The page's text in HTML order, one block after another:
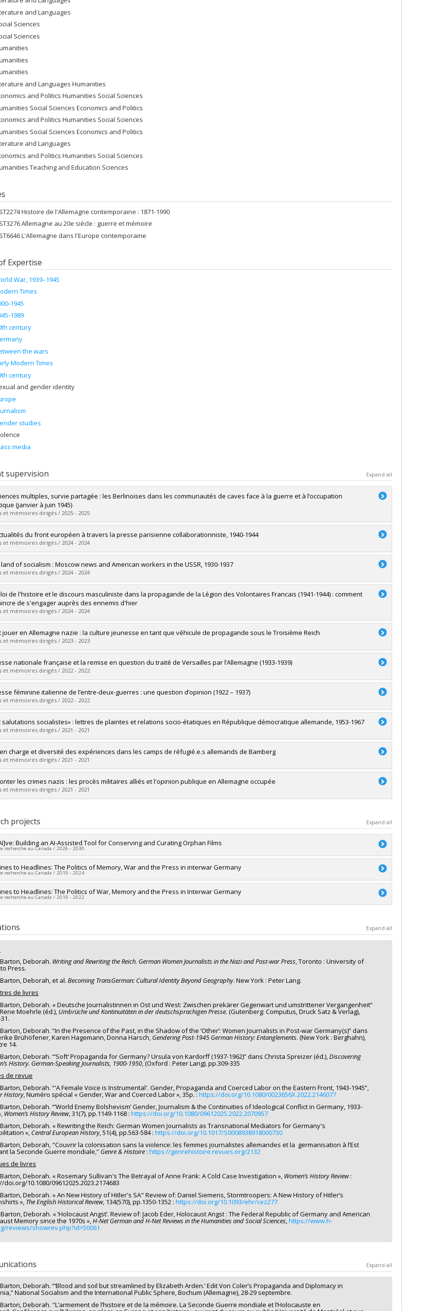
and Languages
Sciences
Sciences
and Languages Humanities
and Politics Humanities Social Sciences
Social Sciences Economics and Politics
and Politics Humanities Social Sciences
Social Sciences Economics and Politics
and Languages
and Politics Humanities Social Sciences
Teaching and Education Sciences
Histoire de l'Allemagne contemporaine : 1871-1990
Allemagne au 20e siècle : guerre et mémoire
L'Allemagne dans l'Europe contemporaine
Expertise
War, 1939–1945
Times
1945
1989
century
the wars
Modern Times
century
and gender identity
studies
media
supervision Expand all
multiples, survie partagée : les Berlinoises dans les communautés de caves face à la guerre et à l’occupation
(janvier à juin 1945)
et mémoires dirigés / 2025 - 2025
:Desaulniers, Ariane
Master's
:M.A.
le document dans Papyrus
du front européen à travers la presse parisienne collaborationniste, 1940-1944
et mémoires dirigés / 2024 - 2024
:Pelletier, Jean-Philippe
Master's
:M.A.
le document dans Papyrus
of socialism : Moscow news and American workers in the USSR, 1930-1937
et mémoires dirigés / 2024 - 2024
: Kassimatis, Dimitri
Master's
:M.A.
le document dans Papyrus
de l'histoire et le discours masculiniste dans la propagande de la Légion des Volontaires Francais (1941-1944) : comment
de s'engager auprès des ennemis d'hier
et mémoires dirigés / 2024 - 2024
:Arsenault, Jérome
Master's
:M.A.
le document dans Papyrus
jouer en Allemagne nazie : la culture jeunesse en tant que véhicule de propagande sous le Troisième Reich
et mémoires dirigés / 2023 - 2023
:Thibault, Laura-Marie
Master's
:M.A.
le document dans Papyrus
nationale française et la remise en question du traité de Versailles par l’Allemagne (1933-1939)
et mémoires dirigés / 2022 - 2022
:Boulanger, Xavier
Master's
:M.A.
le document dans Papyrus
féminine italienne de l’entre-deux-guerres : une question d’opinion (1922 – 1937)
et mémoires dirigés / 2022 - 2022
:Gagné-Lebel, Andréanne
Master's
:M.A.
le document dans Papyrus
salutations socialistes» : lettres de plaintes et relations socio-étatiques en République démocratique allemande, 1953-1967
et mémoires dirigés / 2021 - 2021
:Auclair, Nadine
Master's
:M.A.
le document dans Papyrus
charge et diversité des expériences dans les camps de réfugié.e.s allemands de Bamberg
et mémoires dirigés / 2021 - 2021
:L'Abbé, Florence
Master's
:M.A.
les crimes nazis : les procès militaires alliés et l'opinion publique en Allemagne occupée
et mémoires dirigés / 2021 - 2021
Master's
:M.A.
le document dans Papyrus
projects Expand all
Building an AI-Assisted Tool for Conserving and Curating Orphan Films
recherche au Canada / 2026 - 2030
: Laurence McFalls
: André Habib,Deborah Barton
sources:CRSH/Conseil de recherches en sciences humaines du Canada
PVXXXXXX-Subvention Savoir
to Headlines: The Politics of Memory, War and the Press in interwar Germany
recherche au Canada / 2019 - 2024
: Deborah Barton
sources: CRSH/Conseil de recherches en sciences humaines du Canada
to Headlines: The Politics of War, Memory and the Press in Interwar Germany
recherche au Canada / 2019 - 2022
sources:
PVX20020-Subvention institutionnelle du CRSH - Subventions d'exploration
Expand all
Deborah. Writing and Rewriting the Reich. German Women Journalists in the Nazi and Post-war Press, Toronto : University of
Press.
Deborah, et al. Becoming TransGerman: Cultural Identity Beyond Geography. New York : Peter Lang.
de livres
Deborah. « Deutsche Journalistinnen in Ost und West: Zwischen prekärer Gegenwart und umstrittener Vergangenheit“
Moehrle (éd.), Umbrüche und Kontinuitäten in der deutschsprachigen Presse. (Gutenberg: Computus, Druck Satz & Verlag),
Deborah. “In the Presence of the Past, in the Shadow of the ‘Other’: Women Journalists in Post-war Germany(s)” dans
Brühöfener, Karen Hagemann, Donna Harsch, Gendering Post-1945 German History: Entanglements. (New York : Berghahn),
14.
Deborah. “‘Soft’ Propaganda for Germany? Ursula von Kardorff (1937-1962)” dans Christa Spreizer (éd.),Discovering
History. German-Speaking Journalists, 1900-1950, (Oxford : Peter Lang), pp.309-335
de revue
Deborah. “'A Female Voice is Instrumental'. Gender, Propaganda and Coerced Labor on the Eastern Front, 1943-1945”,
History, Numéro spécial « Gender, War and Coerced Labor », 35p. :https://doi.org/10.1080/0023656X.2022.2146077
Deborah. “’World Enemy Bolshevism’ Gender, Journalism & the Continuities of Ideological Conflict in Germany, 1933-
Women’s History Review, 31(7), pp.1149-1168 : https://doi.org/10.1080/09612025.2022.2070957
Deborah. « Rewriting the Reich: German Women Journalists as Transnational Mediators for Germany's
», Central European History, 51(4), pp.563-584 : https://doi.org/10.1017/S0008938918000730
Deborah, "Couvrir la colonisation sans la violence: les femmes journalistes allemandes et la germanisation à l’Est
la Seconde Guerre mondiale,” Genre & Histoire : https://genrehistoire.revues.org/2132
de livres
Deborah. « Rosemary Sullivan's The Betrayal of Anne Frank: A Cold Case Investigation », Women’s History Review:
doi.org/10.1080/09612025.2023.2174683
Deborah. « An New History of Hitler's SA" Review of: Daniel Siemens, Stormtroopers: A New History of Hitler’s
», The English Historical Review, 134(570), pp.1350-1352 : https://doi.org/10.1093/ehr/cez277
Barton, Deborah. « ‘Holocaust Angst’. Review of: Jacob Eder, Holocaust Angst : The Federal Republic of Germany and American
Memory since the 1970s »,H-Net German and H-Net Reviews in the Humanities and Social Sciences,https://www.h-
reviews/showrev.php?id=50061
Expand all
Deborah. “‘Blood and soil but streamlined by Elizabeth Arden.’ Edit Von Coler’s Propaganda and Diplomacy in
National Socialism and the International Public Sphere, Bochum (Allemagne), 28-29 septembre.
Deborah. "L’armement de l’histoire et de la mémoire. La Seconde Guerre mondiale et l’Holocauste en